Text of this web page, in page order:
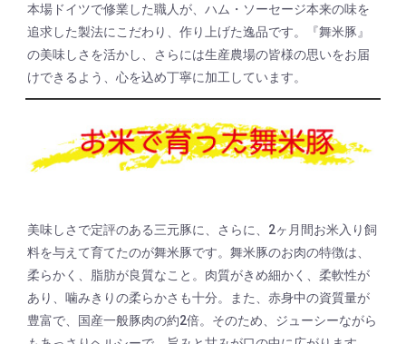
本場ドイツで修業した職人が、ハム・ソーセージ本来の味を
追求した製法にこだわり、作り上げた逸品です。『舞米豚』
の美味しさを活かし、さらには生産農場の皆様の思いをお届
けできるよう、心を込め丁寧に加工しています。
美味しさで定評のある三元豚に、さらに、2ヶ月間お米入り飼
料を与えて育てたのが舞米豚です。舞米豚のお肉の特徴は、
柔らかく、脂肪が良質なこと。肉質がきめ細かく、柔軟性が
あり、噛みきりの柔らかさも十分。また、赤身中の資質量が
豊富で、国産一般豚肉の約2倍。そのため、ジューシーながら